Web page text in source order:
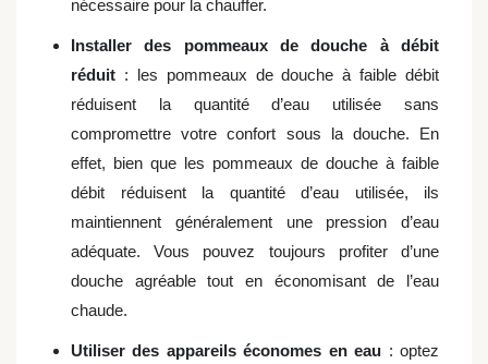
nécessaire pour la chauffer.
Installer des pommeaux de douche à débit
réduit : les pommeaux de douche à faible débit
réduisent la quantité d’eau utilisée sans
compromettre votre confort sous la douche. En
effet, bien que les pommeaux de douche à faible
débit réduisent la quantité d’eau utilisée, ils
maintiennent généralement une pression d’eau
adéquate. Vous pouvez toujours profiter d’une
douche agréable tout en économisant de l’eau
chaude.
Utiliser des appareils économes en eau : optez